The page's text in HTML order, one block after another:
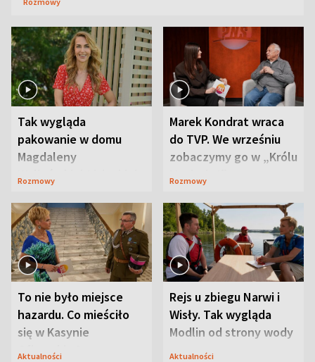
Tak wygląda
pakowanie w domu
Magdaleny
Waligórskiej-Lisieckiej.
Rozmowy
Marek Kondrat wraca
do TVP. We wrześniu
zobaczymy go w „Królu
Maciusiu I”
Rozmowy
To nie było miejsce
hazardu. Co mieściło
się w Kasynie
Oficerskim?
Aktualności
Rejs u zbiegu Narwi i
Wisły. Tak wygląda
Modlin od strony wody
Aktualności